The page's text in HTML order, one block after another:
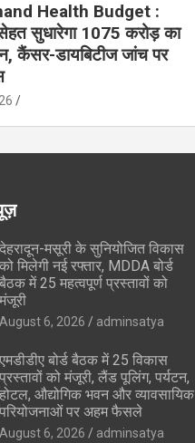
Health Budget :
सुधारेगा 1075 करोड़ का
कैंसर-डायबिटीज जांच पर
देहरादून-मसूरी के सुनियोजित विकास
को मिलेगी नई रफ्तार, MDDA बोर्ड
बैठक में 25 महत्वपूर्ण प्रस्तावों को
मंजूरी
August 6, 2026 adminsatya
एमडीडीए बोर्ड बैठक में 25 विकास
प्रस्तावों को मंजूरी, लैंड पूलिंग, पर्यटन,
होटल, औद्योगिक भवन और व्यावसायिक
परियोजनाओं पर अहम फैसले
August 6, 2026 adminsatya